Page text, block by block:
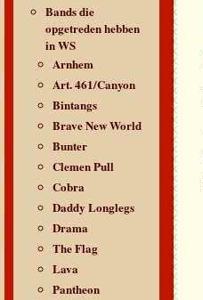
Bands die
opgetreden hebben
in WS
Arnhem
Art. 461/Canyon
Bintangs
Brave New World
Bunter
Clemen Pull
Cobra
Daddy Longlegs
Drama
The Flag
Lava
Pantheon